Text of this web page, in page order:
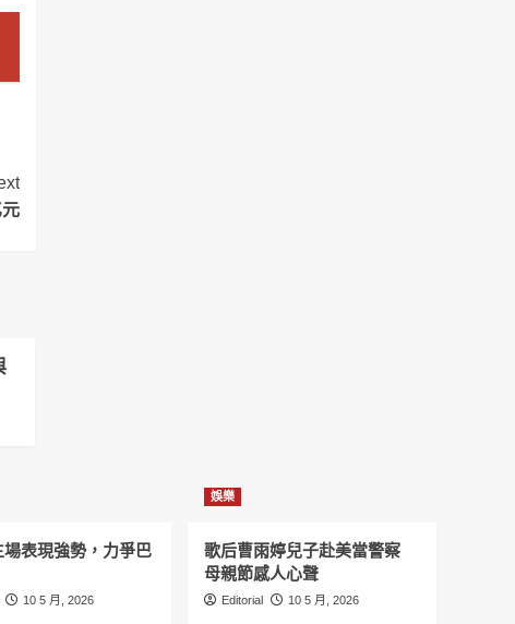
場表現強勢，力爭巴
10 5 月, 2026
娛樂
歌后曹雨婷兒子赴美當警察
母親節感人心聲
Editorial 10 5 月, 2026